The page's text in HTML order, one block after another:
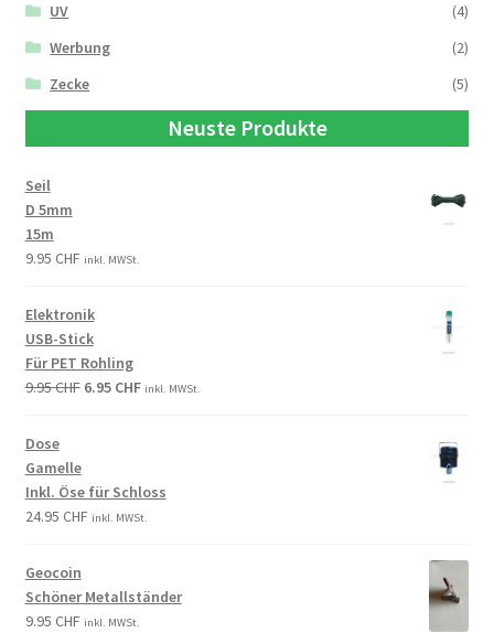
UV
(4)
Werbung
(2)
Zecke
(5)
Neuste Produkte
Seil
D 5mm
15m
9.95 CHF inkl. MWSt.
Elektronik
USB-Stick
Für PET Rohling
9.95CHF 6.95 CHF inkl. MWSt.
Dose
Gamelle
Inkl. Öse für Schloss
24.95 CHF inkl. MWSt.
Geocoin
Schöner Metallständer
9.95 CHF inkl. MWSt.